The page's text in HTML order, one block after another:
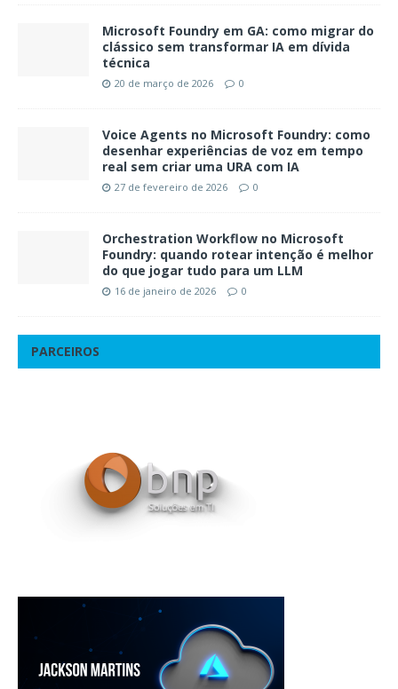
Microsoft Foundry em GA: como migrar do
clássico sem transformar IA em dívida
técnica
20 de março de 2026 0
Voice Agents no Microsoft Foundry: como
desenhar experiências de voz em tempo
real sem criar uma URA com IA
27 de fevereiro de 2026 0
Orchestration Workflow no Microsoft
Foundry: quando rotear intenção é melhor
do que jogar tudo para um LLM
16 de janeiro de 2026 0
PARCEIROS